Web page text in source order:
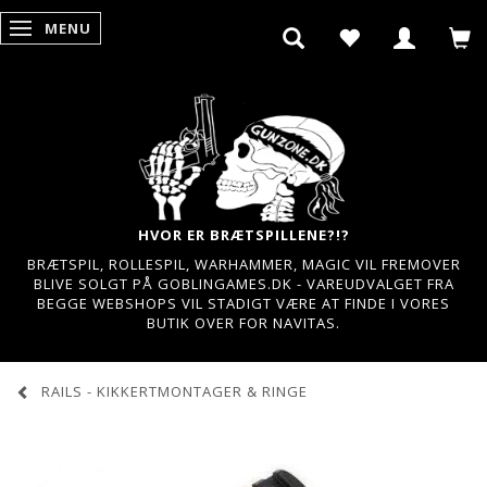
SKIFTE NAVIGATION
MENU
HVOR ER BRÆTSPILLENE?!?
BRÆTSPIL, ROLLESPIL, WARHAMMER, MAGIC VIL FREMOVER
BLIVE SOLGT PÅ GOBLINGAMES.DK - VAREUDVALGET FRA
BEGGE WEBSHOPS VIL STADIGT VÆRE AT FINDE I VORES
BUTIK OVER FOR NAVITAS.
RAILS - KIKKERTMONTAGER & RINGE